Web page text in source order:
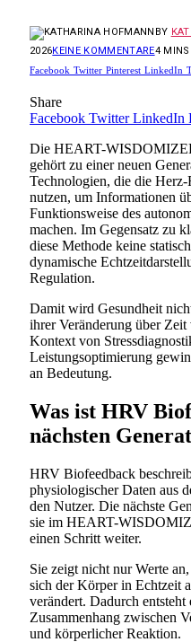
BY
2026KEINE KOMMENTARE4 MINS
Facebook Twitter Pinterest LinkedIn
Share
Facebook Twitter LinkedIn
Die HEART-
gehört zu einer neuen
Technologien, die die
nutzen, um Informationen
Funktionsweise des
machen. Im Gegensatz zu
diese Methode keine
dynamische
Regulation.
Damit wird Gesundheit
ihrer Veränderung über
Kontext von
Leistungsoptimierung
an Bedeutung.
Was ist HRV
nächsten
HRV Biofeedback
physiologischer Daten aus
den Nutzer. Die nächste
sie im HEART-
einen Schritt weiter.
Sie zeigt nicht nur Werte
sich der Körper in Echtzeit
verändert. Dadurch
Zusammenhang zwischen
und körperlicher Reaktion.